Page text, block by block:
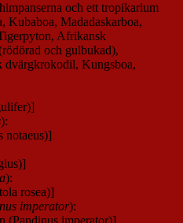
och ett tropikarium
Kubaboa, Madadaskarboa,
Afrikansk
och gulbukad),
Kungsboa,
):
):
imperator):